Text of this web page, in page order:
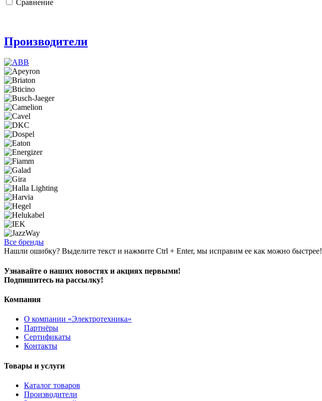
Сравнение
Производители
Все бренды
Нашли ошибку? Выделите текст и нажмите Ctrl + Enter, мы исправим ее как можно быстрее!
Узнавайте о наших новостях и акциях первыми!
Подпишитесь на рассылку!
Компания
О компании «Электротехника»
Партнёры
Сертификаты
Контакты
Товары и услуги
Каталог товаров
Производители